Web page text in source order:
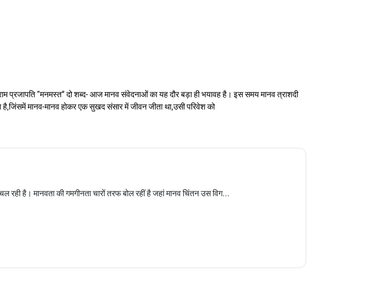
‘‘मनमस्त’’ दो शब्द- आज मानव संवेदनाओं का यह दौर बड़ा ही भयावह है। इस समय मानव त्राशदी
है,जिंसमें मानव-मानव होकर एक सुखद संसार में जीवन जीता था,उसी परिवेश को
है। मानवता की गमगीनता चारों तरफ बोल रहीं है जहां मानव चिंतन उस विग...